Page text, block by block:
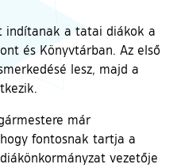
indítanak a tatai diákok a
és Könyvtárban. Az első
lesz, majd a
már
fontosnak tartja a
vezetője